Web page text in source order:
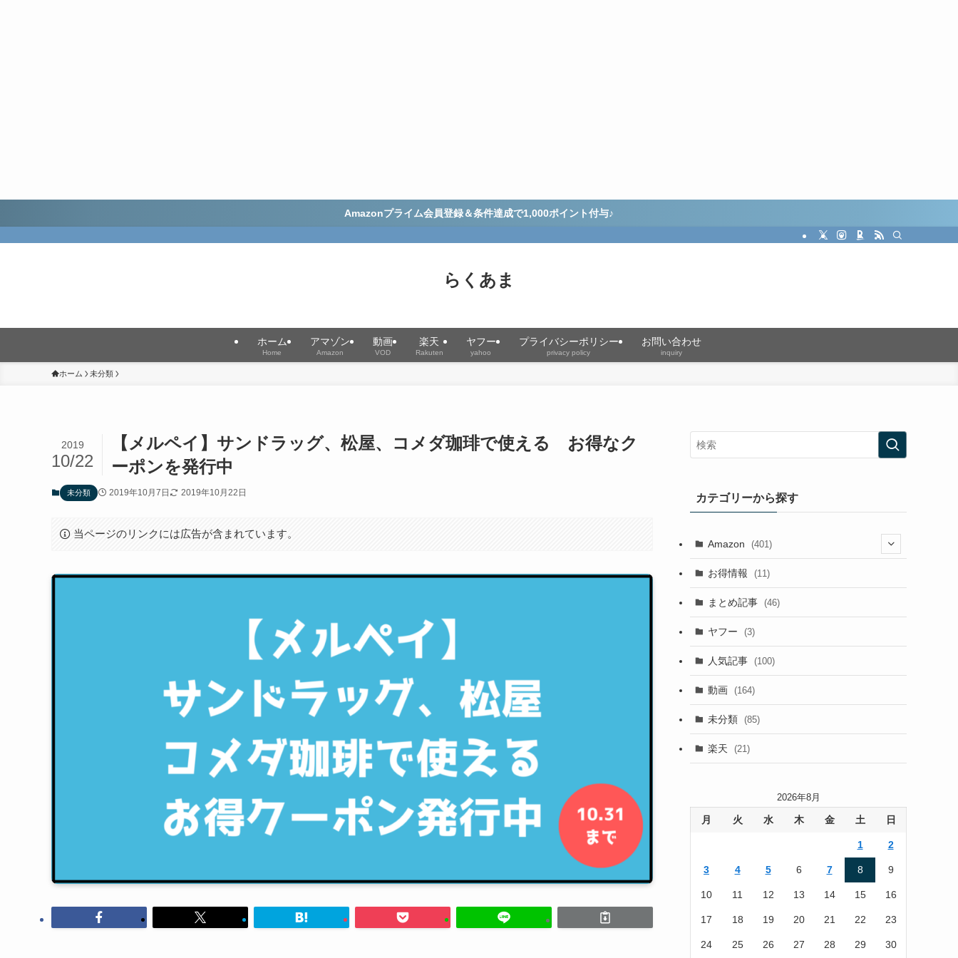
Amazonプライム会員登録＆条件達成で1,000ポイント付与♪
らくあま
ホーム
Home
アマゾン
Amazon
動画
VOD
楽天
Rakuten
ヤフー
yahoo
プライバシーポリシー
privacy policy
お問い合わせ
inquiry
ホーム 未分類
【メルペイ】サンドラッグ、松屋、コメダ珈琲で使える お得なク
ーポンを発行中
2019
10/22
未分類 2019年10月7日 2019年10月22日
当ページのリンクには広告が含まれています。
カテゴリーから探す
Amazon (401)
(105)
(186)
お得情報 (11)
まとめ記事 (46)
ヤフー (3)
人気記事 (100)
動画 (164)
未分類 (85)
楽天 (21)
2026年8月
月 火 水 木 金 土 日
1 2
3 4 5 6 7 8 9
10 11 12 13 14 15 16
17 18 19 20 21 22 23
24 25 26 27 28 29 30